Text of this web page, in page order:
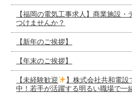
【福岡の電気工事求人】商業施設
つけませんか？
【新年のご挨拶】
【年末のご挨拶】
【未経験歓迎
】株式会社共和電
中！若手が活躍する明るい職場で一